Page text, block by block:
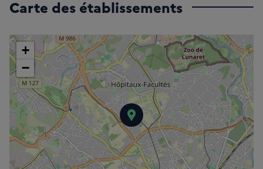
Carte des établissements
Hôpital Saint Eloi
+
−